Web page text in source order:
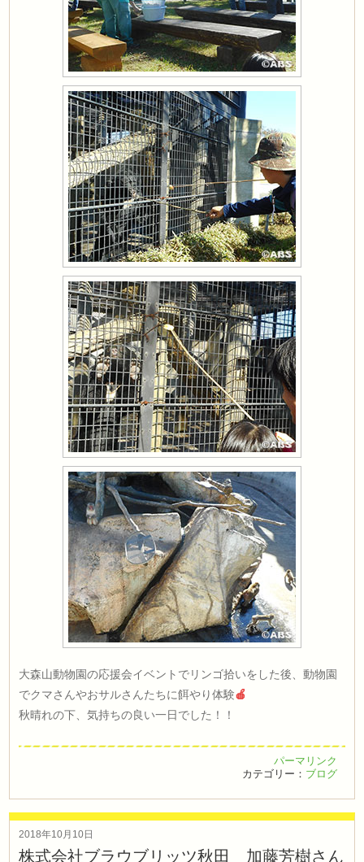
大森山動物園の応援会イベントでリンゴ拾いをした後、動物園
でクマさんやおサルさんたちに餌やり体験🍎
秋晴れの下、気持ちの良い一日でした！！
パーマリンク
カテゴリー： ブログ
2018年10月10日
株式会社ブラウブリッツ秋田 加藤芳樹さん